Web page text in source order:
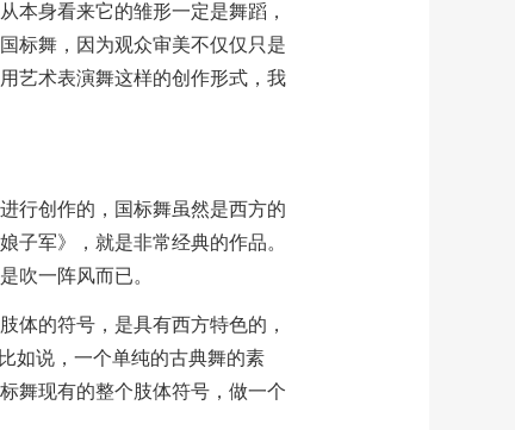
本身看来它的雏形一定是舞蹈，
标舞，因为观众审美不仅仅只是
艺术表演舞这样的创作形式，我
行创作的，国标舞虽然是西方的
子军》，就是非常经典的作品。
吹一阵风而已。
体的符号，是具有西方特色的，
如说，一个单纯的古典舞的素
舞现有的整个肢体符号，做一个